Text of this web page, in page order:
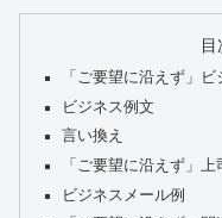
目
「ご要望に沿えず」
ビジネス例文
言い換え
「ご要望に沿えず」
ビジネスメール例